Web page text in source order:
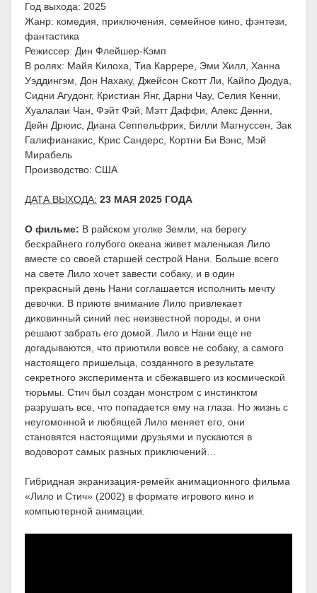
Год выхода: 2025
Жанр: комедия, приключения, семейное кино, фэнтези,
фантастика
Режиссер: Дин Флейшер-Кэмп
В ролях: Майя Килоха, Тиа Каррере, Эми Хилл, Ханна
Уэддингэм, Дон Нахаку, Джейсон Скотт Ли, Кайпо Дюдуа,
Сидни Агудонг, Кристиан Янг, Дарни Чау, Селия Кенни,
Хуалалаи Чан, Фэйт Фэй, Мэтт Даффи, Алекс Денни,
Дейн Дрюис, Диана Сеппельфрик, Билли Магнуссен, Зак
Галифианакис, Крис Сандерс, Кортни Би Вэнс, Мэй
Мирабель
Производство: США
ДАТА ВЫХОДА: 23 МАЯ 2025 ГОДА
О фильме: В райском уголке Земли, на берегу
бескрайнего голубого океана живет маленькая Лило
вместе со своей старшей сестрой Нани. Больше всего
на свете Лило хочет завести собаку, и в один
прекрасный день Нани соглашается исполнить мечту
девочки. В приюте внимание Лило привлекает
диковинный синий пес неизвестной породы, и они
решают забрать его домой. Лило и Нани еще не
догадываются, что приютили вовсе не собаку, а самого
настоящего пришельца, созданного в результате
секретного эксперимента и сбежавшего из космической
тюрьмы. Стич был создан монстром с инстинктом
разрушать все, что попадается ему на глаза. Но жизнь с
неугомонной и любящей Лило меняет его, они
становятся настоящими друзьями и пускаются в
водоворот самых разных приключений…
Гибридная экранизация-ремейк анимационного фильма
«Лило и Стич» (2002) в формате игрового кино и
компьютерной анимации.